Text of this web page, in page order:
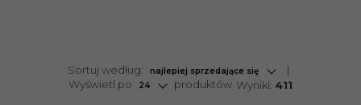
Sortuj według:
sort najlepiej sprzedające się
Wyświetl po
pop 24 produktów Wyniki: 411